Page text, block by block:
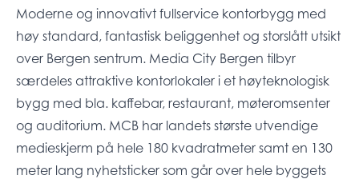
Moderne og innovativt fullservice kontorbygg med
høy standard, fantastisk beliggenhet og storslått utsikt
over Bergen sentrum. Media City Bergen tilbyr
særdeles attraktive kontorlokaler i et høyteknologisk
bygg med bla. kaffebar, restaurant, møteromsenter
og auditorium. MCB har landets største utvendige
medieskjerm på hele 180 kvadratmeter samt en 130
meter lang nyhetsticker som går over hele byggets